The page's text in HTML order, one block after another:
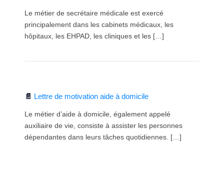
Le métier de secrétaire médicale est exercé
principalement dans les cabinets médicaux, les
hôpitaux, les EHPAD, les cliniques et les […]
Lettre de motivation aide à domicile
Le métier d’aide à domicile, également appelé
auxiliaire de vie, consiste à assister les personnes
dépendantes dans leurs tâches quotidiennes. […]